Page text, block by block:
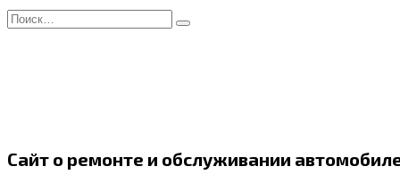
Перейти
к
Search
for:
Сайт о ремонте и обслуживании